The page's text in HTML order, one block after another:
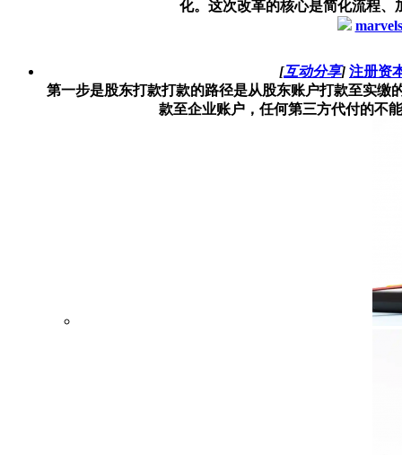
化。这次改革的核心是简化流程、
[互动分享] 注册资
第一步是股东打款打款的路径是从股东账户打款至实缴
款至企业账户，任何第三方代付的不